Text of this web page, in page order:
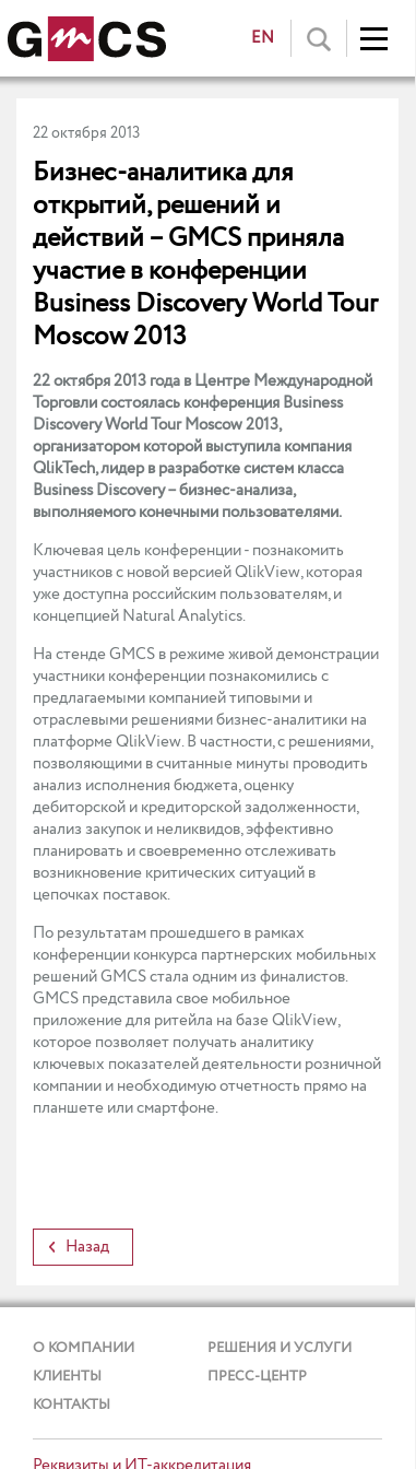
EN
22 октября 2013
Бизнес-аналитика для
открытий, решений и
действий – GMCS приняла
участие в конференции
Business Discovery World Tour
Moscow 2013
22 октября 2013 года в Центре Международной
Торговли состоялась конференция Business
Discovery World Tour Moscow 2013,
организатором которой выступила компания
QlikTech, лидер в разработке систем класса
Business Discovery – бизнес-анализа,
выполняемого конечными пользователями.
Ключевая цель конференции - познакомить
участников с новой версией QlikView, которая
уже доступна российским пользователям, и
концепцией Natural Analytics.
На стенде GMCS в режиме живой демонстрации
участники конференции познакомились с
предлагаемыми компанией типовыми и
отраслевыми решениями бизнес-аналитики на
платформе QlikView. В частности, с решениями,
позволяющими в считанные минуты проводить
анализ исполнения бюджета, оценку
дебиторской и кредиторской задолженности,
анализ закупок и неликвидов, эффективно
планировать и своевременно отслеживать
возникновение критических ситуаций в
цепочках поставок.
По результатам прошедшего в рамках
конференции конкурса партнерских мобильных
решений GMCS стала одним из финалистов.
GMCS представила свое мобильное
приложение для ритейла на базе QlikView,
которое позволяет получать аналитику
ключевых показателей деятельности розничной
компании и необходимую отчетность прямо на
планшете или смартфоне.
Назад
О КОМПАНИИ
РЕШЕНИЯ И УСЛУГИ
КЛИЕНТЫ
ПРЕСС-ЦЕНТР
КОНТАКТЫ